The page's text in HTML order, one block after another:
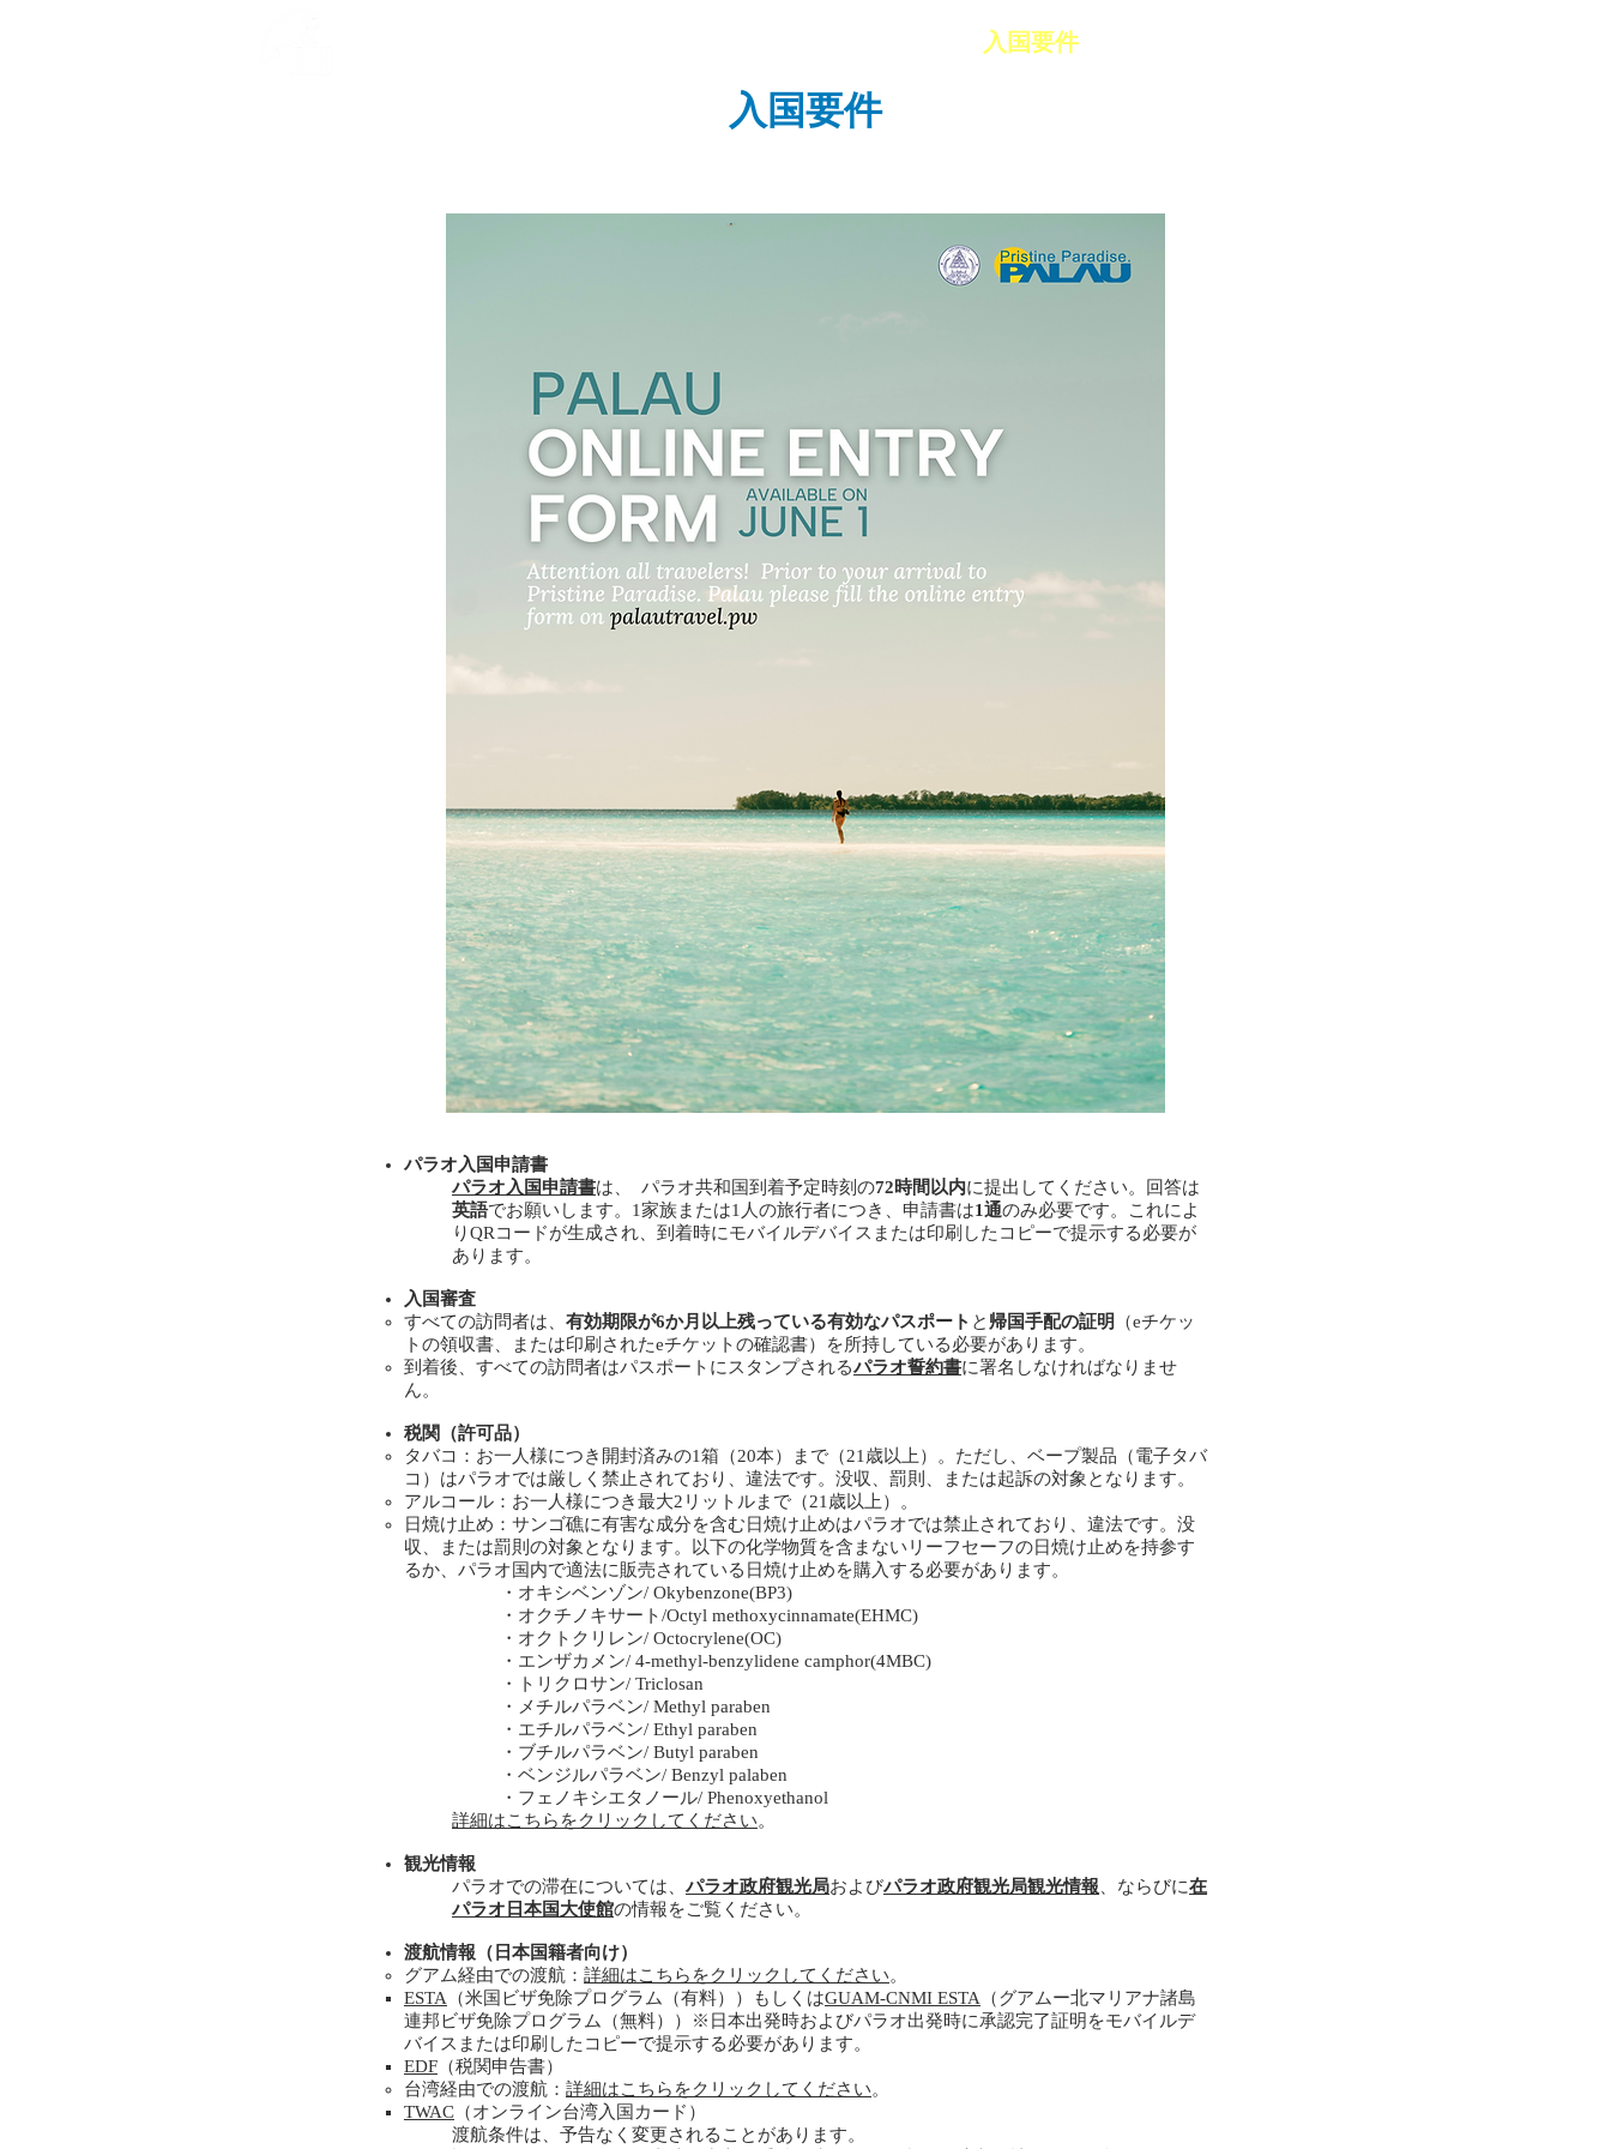
入国要件
入国要件
パラオ入国申請書
パラオ入国申請書は、 パラオ共和国到着予定時刻の72時間以内に提出してください。回答は
英語でお願いします。1家族または1人の旅行者につき、申請書は1通のみ必要です。これによ
りQRコードが生成され、到着時にモバイルデバイスまたは印刷したコピーで提示する必要が
あります。
入国審査
すべての訪問者は、 有効期限が6か月以上残っている有効なパスポート と 帰国手配の証明
（eチケッ
トの領収書、または印刷されたeチケットの確認書）を所持している必要があります。
到着後、すべての訪問者はパスポートにスタンプされるパラオ誓約書に署名しなければなりませ
ん。
税関（許可品）
タバコ：お一人様につき開封済みの1箱（20本）まで（21歳以上）。ただし、ベープ製品（電子タバ
コ）はパラオでは厳しく禁止されており、違法です。没収、罰則、または起訴の対象となります。
アルコール：お一人様につき最大2リットルまで（21歳以上）。​
日焼け止め：サンゴ礁に有害な成分を含む日焼け止めはパラオでは禁止されており、違法です。没
収、または罰則の対象となります。以下の化学物質を含まないリーフセーフの日焼け止めを持参す
るか、パラオ国内で適法に販売されている日焼け止めを購入する必要があります。
・オキシベンゾン/ Okybenzone(BP3)
・オクチノキサート/Octyl methoxycinnamate(EHMC)
・オクトクリレン/ Octocrylene(OC)
・エンザカメン/ 4-methyl-benzylidene camphor(4MBC)
・トリクロサン/ Triclosan
・メチルパラベン/ Methyl paraben
・エチルパラベン/ Ethyl paraben
・ブチルパラベン/ Butyl paraben
・ベンジルパラベン/ Benzyl palaben
・フェノキシエタノール/ Phenoxyethanol​
詳細はこちらをクリックしてください。
観光情報
パラオでの滞在については、 パラオ政府観光局およびパラオ政府観光局観光情報 、ならびに在
パラオ日本国大使館の情報をご覧ください。
渡航情報（日本国籍者向け）
グアム経由での渡航： 詳細はこちらをクリックしてください。
ESTA （米国ビザ免除プログラム（有料））もしくはGUAM-CNMI ESTA （グアムー北マリアナ諸島
連邦ビザ免除プログラム（無料））※日本出発時およびパラオ出発時に承認完了証明をモバイルデ
バイスまたは印刷したコピーで提示する必要があります。
EDF （税関申告書）​
台湾経由での渡航： 詳細はこちらをクリックしてください。
TWAC （オンライン台湾入国カード）
渡航条件は、予告なく変更されることがあります。